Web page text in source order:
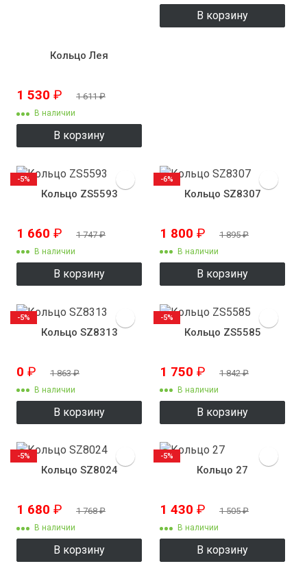
Кольцо Лея
1 530 ₽ 1 611₽
В наличии
В корзину
В корзину
Кольцо ZS5593
1 660 ₽ 1 747₽
В наличии
В корзину
-5%
Кольцо SZ8307
1 800 ₽ 1 895₽
В наличии
В корзину
-6%
Кольцо SZ8313
0 ₽ 1 863₽
В наличии
В корзину
-5%
Кольцо ZS5585
1 750 ₽ 1 842₽
В наличии
В корзину
-5%
Кольцо SZ8024
1 680 ₽ 1 768₽
В наличии
В корзину
-5%
Кольцо 27
1 430 ₽ 1 505₽
В наличии
В корзину
-5%